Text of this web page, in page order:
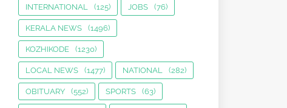
INTERNATIONAL (125) JOBS (76)
KERALA NEWS (1496)
KOZHIKODE (1230)
LOCAL NEWS (1477) NATIONAL (282)
OBITUARY (552) SPORTS (63)